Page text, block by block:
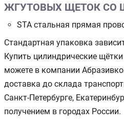
ЖГУТОВЫХ ЩЕТОК СО
STA стальная прямая
Стандартная упаковка
Купить цилиндрические
можете в компании
доставка до склада
Санкт-Петербурге,
получением в городах России.